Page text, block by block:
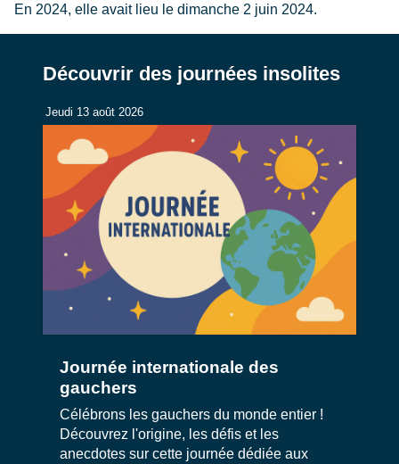
En 2024, elle avait lieu le dimanche 2 juin 2024.
Découvrir des journées insolites
Jeudi 13 août 2026
Journée internationale des
gauchers
Célébrons les gauchers du monde entier !
Découvrez l'origine, les défis et les
anecdotes sur cette journée dédiée aux